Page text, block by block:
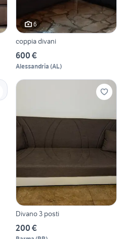
6
coppia divani
600 €
Alessandria (AL)
Divano 3 posti
200 €